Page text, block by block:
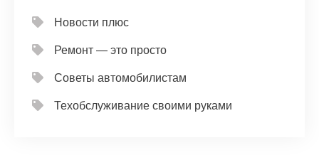
Новости плюс
Ремонт — это просто
Советы автомобилистам
Техобслуживание своими руками